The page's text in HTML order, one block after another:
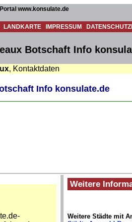
www.konsulate.de
LANDKARTE IMPRESSUM
Botschaft Info
, Kontaktdaten
Info konsulate.de
Weitere
Weitere Städte mit